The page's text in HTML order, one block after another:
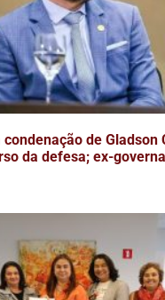
de Gladson
da defesa; ex-